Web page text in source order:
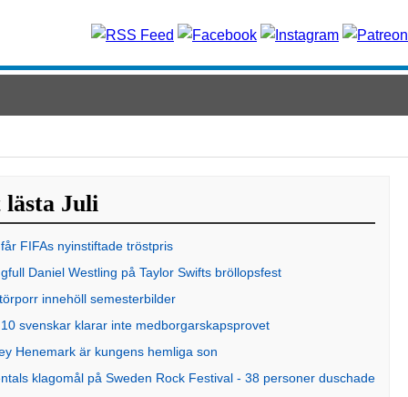
lästa Juli
får FIFAs nyinstiftade tröstpris
Daniel Westling på Taylor Swifts bröllopsfest
innehöll semesterbilder
svenskar klarar inte medborgarskapsprovet
Henemark är kungens hemliga son
klagomål på Sweden Rock Festival - 38 personer duschade